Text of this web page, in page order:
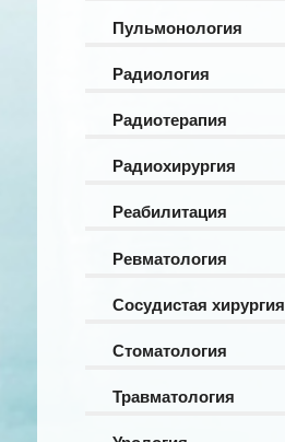
Пульмонология
Радиология
Радиотерапия
Радиохирургия
Реабилитация
Ревматология
Сосудистая хирургия
Стоматология
Травматология